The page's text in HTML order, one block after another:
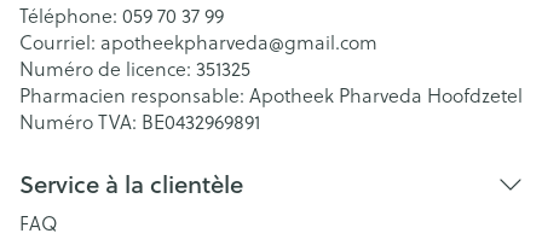
Téléphone: 059 70 37 99
Courriel: apotheekpharveda@gmail.com
Numéro de licence: 351325
Pharmacien responsable: Apotheek Pharveda Hoofdzetel
Numéro TVA: BE0432969891
Service à la clientèle
FAQ